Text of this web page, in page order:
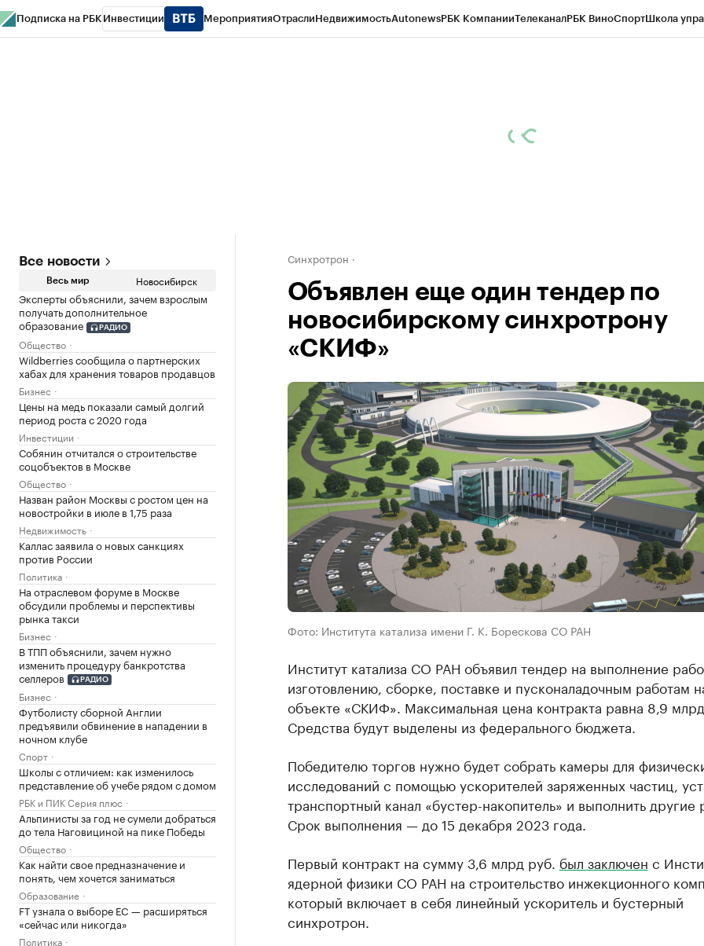
Подписка на РБК Инвестиции МероприятияОтраслиНедвижимостьAutonewsРБК КомпанииТелеканалРБК ВиноСпортШкола
Все новости
Весь мир Новосибирск
Эксперты объяснили, зачем взрослым
получать дополнительное
образование
РАДИО
Общество
Wildberries сообщила о партнерских
хабах для хранения товаров продавцов
Бизнес
Цены на медь показали самый долгий
период роста с 2020 года
Инвестиции
Собянин отчитался о строительстве
соцобъектов в Москве
Общество
Назван район Москвы с ростом цен на
новостройки в июле в 1,75 раза
Недвижимость
Каллас заявила о новых санкциях
против России
Политика
На отраслевом форуме в Москве
обсудили проблемы и перспективы
рынка такси
Бизнес
В ТПП объяснили, зачем нужно
изменить процедуру банкротства
селлеров
РАДИО
Бизнес
Футболисту сборной Англии
предъявили обвинение в нападении в
ночном клубе
Спорт
Школы с отличием: как изменилось
представление об учебе рядом с домом
РБК и ПИК Серия плюс
Альпинисты за год не сумели добраться
до тела Наговициной на пике Победы
Общество
Как найти свое предназначение и
понять, чем хочется заниматься
Образование
FT узнала о выборе ЕС — расширяться
«сейчас или никогда»
Политика
Синхротрон
Объявлен еще один тендер по
новосибирскому синхротрону
«СКИФ»
Фото: Института катализа имени Г. К. Борескова СО РАН
Институт катализа СО РАН объявил тендер на выполнение
изготовлению, сборке, поставке и пусконаладочным работам
объекте «СКИФ». Максимальная цена контракта равна 8,9
Средства будут выделены из федерального бюджета.
Победителю торгов нужно будет собрать камеры для
исследований с помощью ускорителей заряженных частиц,
транспортный канал «бустер-накопитель» и выполнить другие
Срок выполнения — до 15 декабря 2023 года.
Первый контракт на сумму 3,6 млрд руб. был заключен с
ядерной физики СО РАН на строительство инжекционного
который включает в себя линейный ускоритель и бустерный
синхротрон.